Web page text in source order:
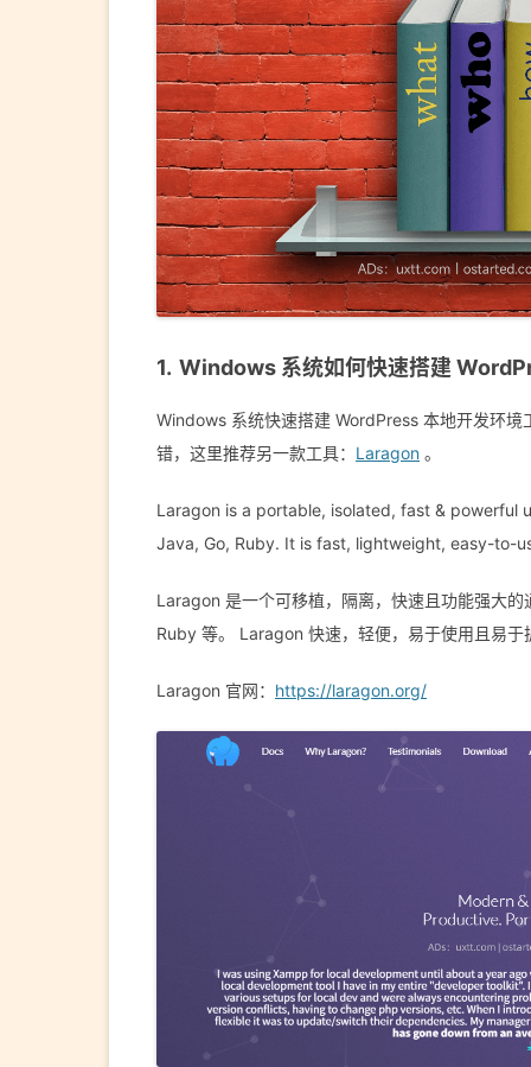
Windows 系统如何快速搭建
Windows 系统快速搭建 WordPress 本地开发环
错，这里推荐另一款工具： Laragon 。
Laragon is a portable, isolated, fast & powerful
Java, Go, Ruby. It is fast, lightweight, easy-to-
Laragon 是一个可移植，隔离，快速且功能强大
Ruby 等。 Laragon 快速，轻便，易于使用且易于
Laragon 官网： https://laragon.org/